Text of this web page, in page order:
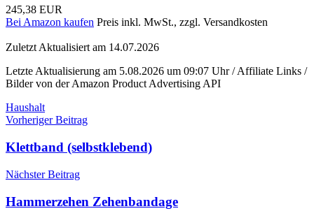
245,38 EUR
Bei Amazon kaufen Preis inkl. MwSt., zzgl. Versandkosten
Zuletzt Aktualisiert am 14.07.2026
Letzte Aktualisierung am 5.08.2026 um 09:07 Uhr / Affiliate Links /
Bilder von der Amazon Product Advertising API
Haushalt
Beitragsnavigation
Vorheriger Beitrag
Klettband (selbstklebend)
Nächster Beitrag
Hammerzehen Zehenbandage